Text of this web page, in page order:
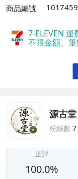
商品編號
7-ELEVEN 運
不限金額、
源古堂
粉絲數 7
正評
100.0%